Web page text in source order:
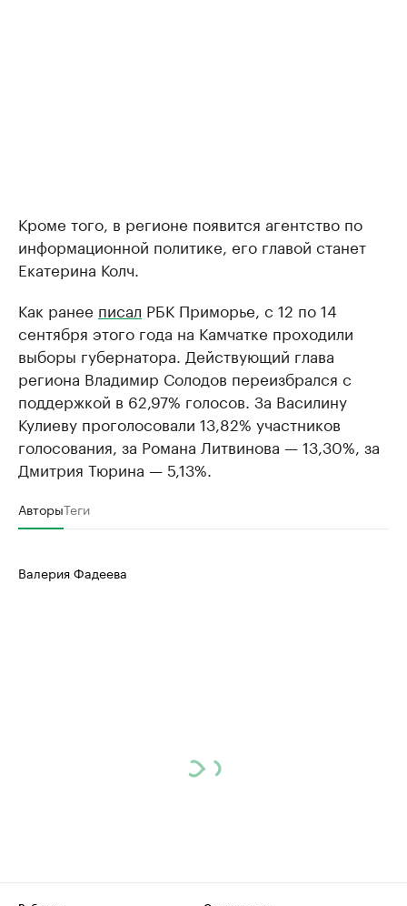
Кроме того, в регионе появится агентство по
информационной политике, его главой станет
Екатерина Колч.
Как ранее писал РБК Приморье, с 12 по 14
сентября этого года на Камчатке проходили
выборы губернатора. Действующий глава
региона Владимир Солодов переизбрался с
поддержкой в 62,97% голосов. За Василину
Кулиеву проголосовали 13,82% участников
голосования, за Романа Литвинова — 13,30%, за
Дмитрия Тюрина — 5,13%.
АвторыТеги
Валерия Фадеева